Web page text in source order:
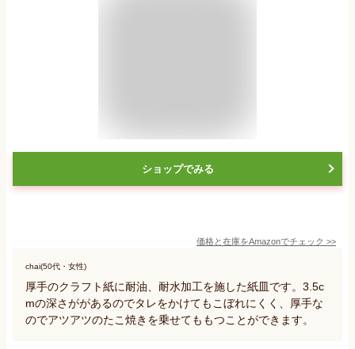
ショップでみる
価格と在庫をAmazonでチェック >>
chai(50代・女性)
厚手のクラフト紙に耐油、耐水加工を施した紙皿です。3.5c
mの深さががあるのでタレをかけてもこぼれにくく、厚手な
のでアツアツのたこ焼きを乗せてももつことができます。